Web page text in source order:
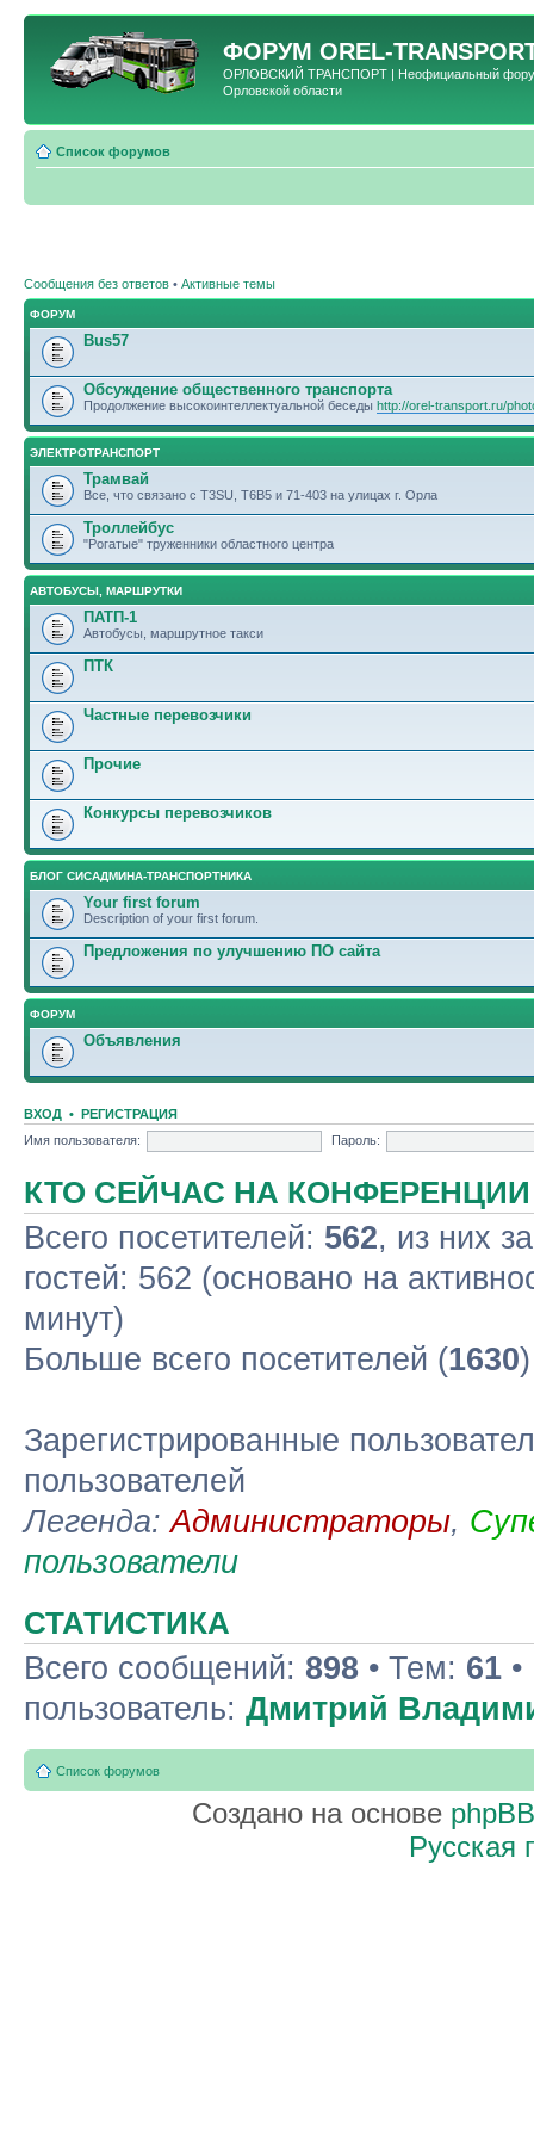
ФОРУМ OREL-
ОРЛОВСКИЙ ТРАНСПОРТ | Неофициальный форум
Орловской области
Список форумов
Сообщения без ответов • Активные темы
ФОРУМ
Bus57
Обсуждение общественного транспорта
Продолжение высокоинтеллектуальной беседы http://orel-transport.ru/
ЭЛЕКТРОТРАНСПОРТ
Трамвай
Все, что связано с T3SU, T6B5 и 71-403 на улицах г. Орла
Троллейбус
"Рогатые" труженники областного центра
АВТОБУСЫ, МАРШРУТКИ
ПАТП-1
Автобусы, маршрутное такси
ПТК
Частные перевозчики
Прочие
Конкурсы перевозчиков
БЛОГ СИСАДМИНА-ТРАНСПОРТНИКА
Your first forum
Description of your first forum.
Предложения по улучшению ПО сайта
ФОРУМ
Объявления
ВХОД • РЕГИСТРАЦИЯ
Имя пользователя:
Пароль:
КТО СЕЙЧАС НА КОНФЕРЕНЦИИ
Всего посетителей: 562, из них
гостей: 562 (основано на
минут)
Больше всего посетителей (1630
Зарегистрированные
пользователей
Легенда:Администраторы,
пользователи
СТАТИСТИКА
Всего сообщений: 898 • Тем: 61
пользователь: Дмитрий
Список форумов
Создано на основе phpBB
Русская